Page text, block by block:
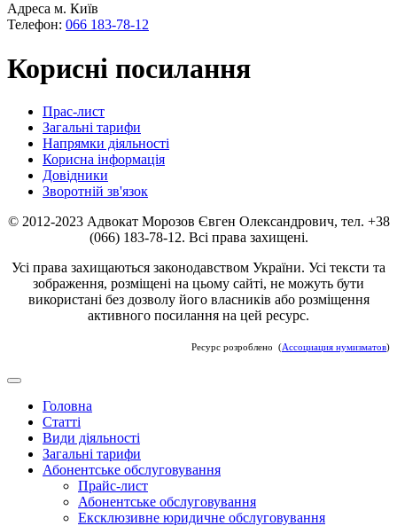
Адреса м. Київ
Телефон: 066 183-78-12
Корисні посилання
Прас-лист
Загальні тарифи
Напрямки діяльності
Корисна інформація
Довідники
Зворотній зв'язок
© 2012-2023 Адвокат Морозов Євген Олександрович, тел. +38
(066) 183-78-12. Всі права захищені.
Усі права захищаються законодавством України. Усі тексти та
зображення, розміщені на цьому сайті, не можуть бути
використані без дозволу його власників або розміщення
активного посилання на цей ресурс.
Ресурс розроблено (Ассоциация нумизматов)
Головна
Статті
Види діяльності
Загальні тарифи
Абонентське обслуговування
Прайс-лист
Абонентське обслуговування
Ексклюзивне юридичне обслуговування